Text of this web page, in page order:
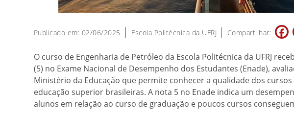
Publicado em: 02/06/2025 Escola Politécnica da UFRJ Compartilhar:
O curso de Engenharia de Petróleo da Escola Politécnica da UFRJ
(5) no Exame Nacional de Desempenho dos Estudantes (Enade),
Ministério da Educação que permite conhecer a qualidade dos
educação superior brasileiras. A nota 5 no Enade indica um
alunos em relação ao curso de graduação e poucos cursos